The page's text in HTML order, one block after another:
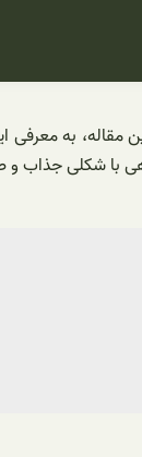
به معرفی
با شکلی